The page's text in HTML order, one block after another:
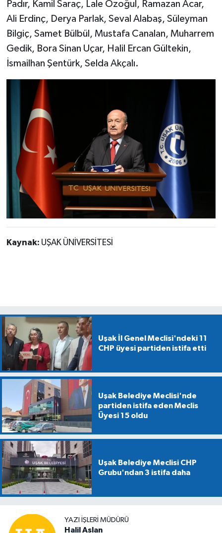
Padır, Kamil Saraç, Lale Özoğul, Ramazan Acar,
Ali Erdinç, Derya Parlak, Seval Alabaş, Süleyman
Bilgiç, Samet Bülbül, Mustafa Canalan, Muharrem
Gedik, Bora Sinan Uçar, Halil Ercan Gültekin,
İsmailhan Şentürk, Selda Akçalı.
Kaynak: UŞAK ÜNİVERSİTESİ
Uşak İl Genel Meclisi'ndeki 11
CHP üyesi partiden istifa etti
Uşak Belediye Meclisi'nde
partiden istifa eden Meclis
Üyesi 15 oldu
Uşak Belediye Meclisi CHP
Grubu'ndan 3 istifa daha
YAZI İŞLERİ MÜDÜRÜ
Halil Aslan